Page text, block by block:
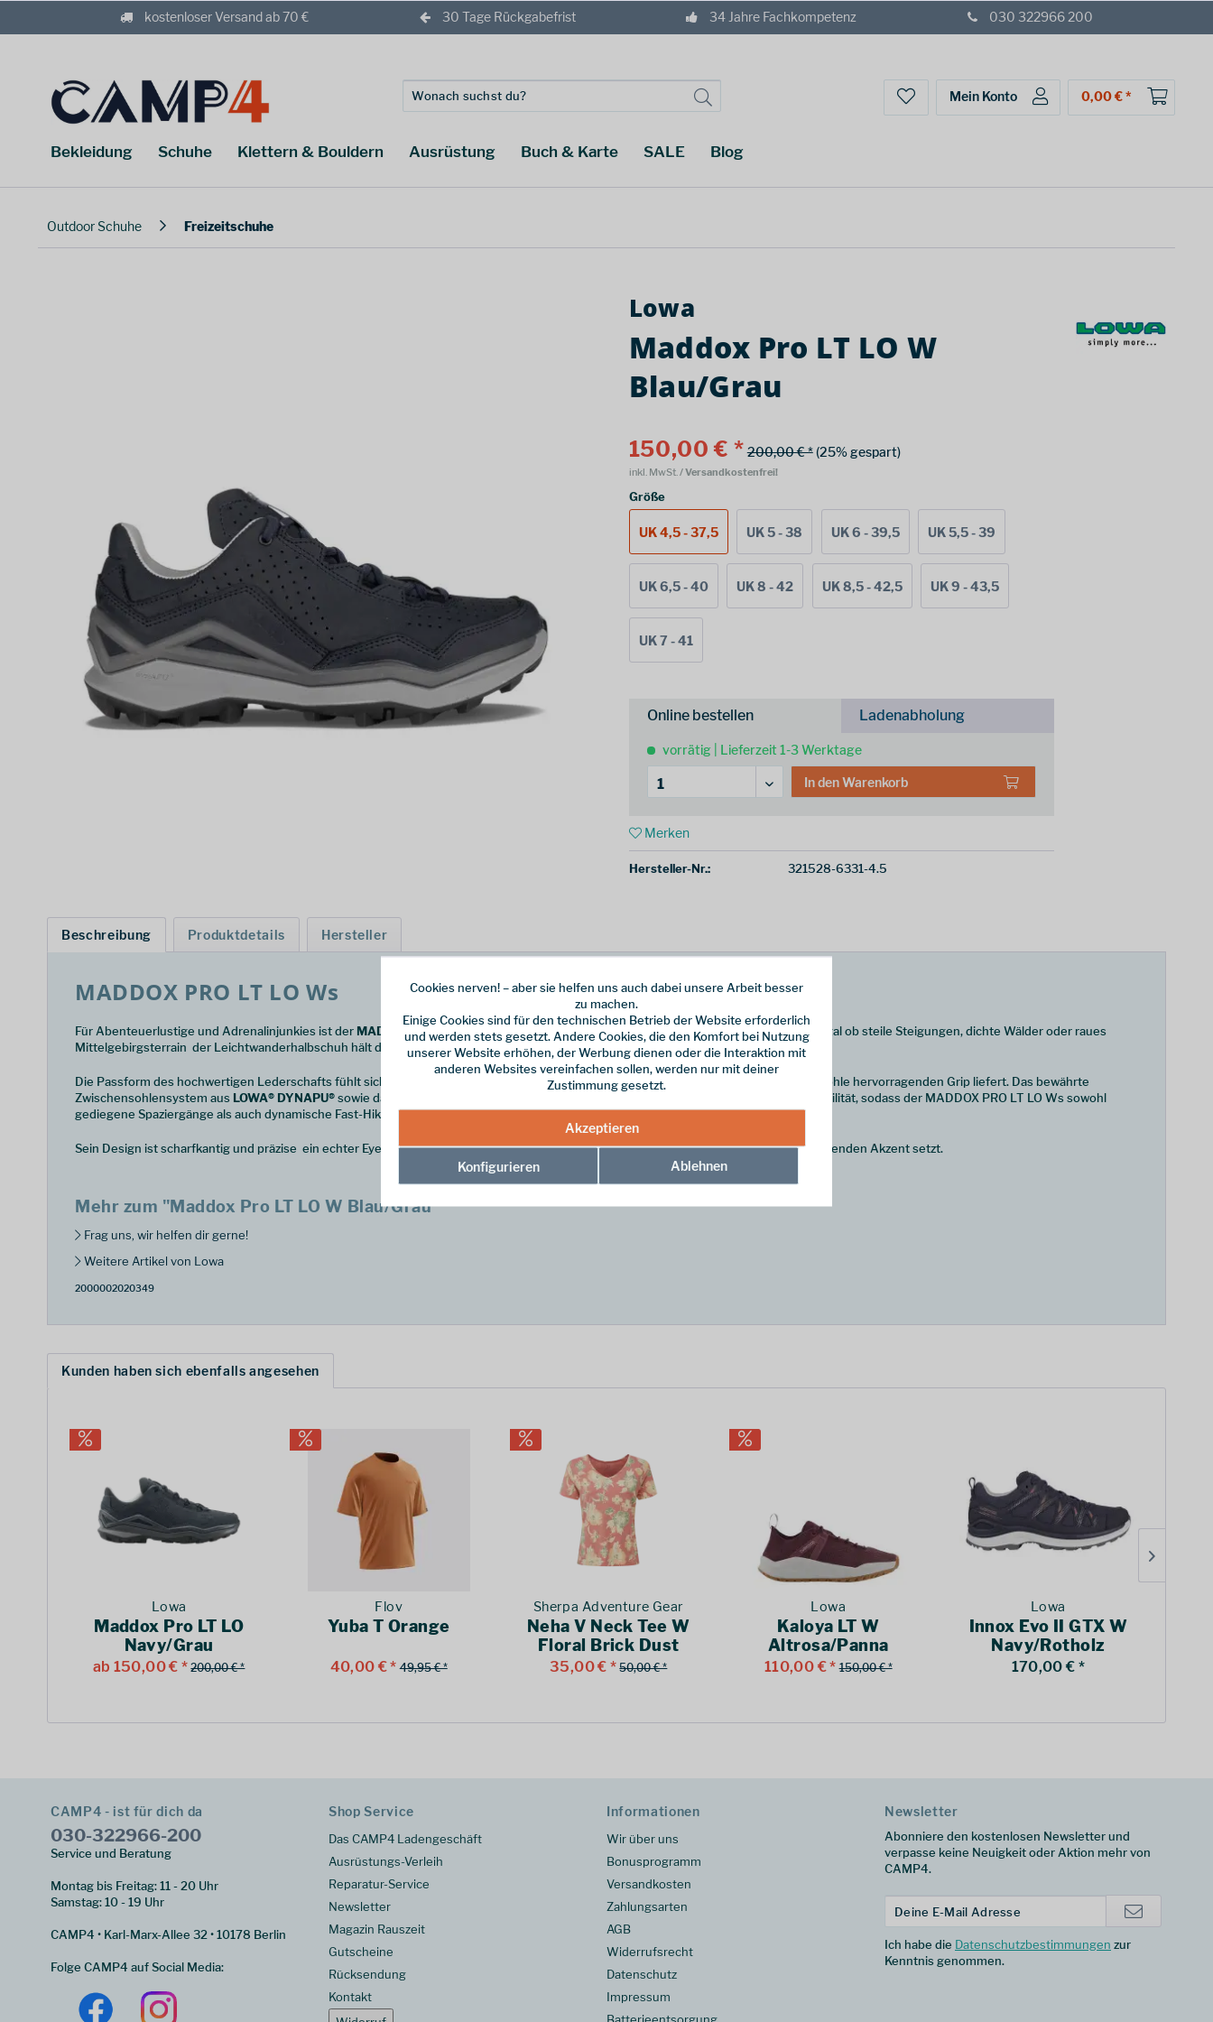
kostenloser Versand ab 70 € 30 Tage Rückgabefrist 34 Jahre Fachkompetenz 030 322966 200
Mein Konto 0,00 € *
Bekleidung Schuhe Klettern & Bouldern Ausrüstung Buch & Karte SALE Blog
Outdoor Schuhe Freizeitschuhe
Lowa
Maddox Pro LT LO W
Blau/Grau
150,00 € * 200,00 € *(25% gespart)
inkl. MwSt./ Versandkostenfrei!
Größe
UK 4,5 - 37,5 UK 5 - 38 UK 6 - 39,5 UK 5,5 - 39
UK 6,5 - 40 UK 8 - 42 UK 8,5 - 42,5 UK 9 - 43,5
UK 7 - 41
Online bestellen Ladenabholung
vorrätig | Lieferzeit 1-3 Werktage
In denWarenkorb
Merken
Hersteller-Nr.: 321528-6331-4.5
Beschreibung Produktdetails Hersteller
MADDOX PRO LT LO Ws
Für Abenteuerlustige und Adrenalinjunkies ist der MADDOX PRO LT LO Ws das Ticket zu unvergleichlicher Performance und Agilität. Egal ob steile Steigungen, dichte Wälder oder raues
Mittelgebirgsterrain  der Leichtwanderhalbschuh hält dynamisch Schritt.
Die Passform des hochwertigen Lederschafts fühlt sich wie eine zweite Haut an, während die scharf profilierte
-Sohle hervorragenden Grip liefert. Das bewährte
Zwischensohlensystem aus LOWA® DYNAPU®sowie das atmungsaktive Leder-Textil-Futter gewährleisten ein sportliches Maß an Flexibilität, sodass der MADDOX PRO LT LO Ws sowohl
gediegene Spaziergänge als auch dynamische Fast-Hiking-Passagen problemlos meistert.
Sein Design ist scharfkantig und präzise  ein echter Eyecatcher, der im Segment der dynamischen Light-Hiking-Halbschuhe einen spannenden Akzent setzt.
Mehr zum "Maddox Pro LT LO W Blau/Grau"
Frag uns, wir helfen dir gerne!
Weitere Artikel von Lowa
2000002020349
Kunden haben sich ebenfalls angesehen
Lowa
Maddox Pro LT LO
Navy/Grau
ab 150,00 € * 200,00 € *
Flov
Yuba T Orange
40,00 € * 49,95 € *
Sherpa Adventure Gear
Neha V Neck Tee W
Floral Brick Dust
35,00 € * 50,00 € *
Lowa
Kaloya LT W
Altrosa/Panna
110,00 € * 150,00 € *
Lowa
Innox Evo II GTX W
Navy/Rotholz
170,00 € *
CAMP4 - ist für dich da
030-322966-200
Service und Beratung
Montag bis Freitag: 11 - 20 Uhr
Samstag: 10 - 19 Uhr
CAMP4 • Karl-Marx-Allee 32 • 10178 Berlin
Folge CAMP4 auf Social Media:
Shop Service
Das CAMP4 Ladengeschäft
Ausrüstungs-Verleih
Reparatur-Service
Newsletter
Magazin Rauszeit
Gutscheine
Rücksendung
Kontakt
Informationen
Wir über uns
Bonusprogramm
Versandkosten
Zahlungsarten
AGB
Widerrufsrecht
Datenschutz
Impressum
Newsletter
Abonniere den kostenlosen Newsletter und
verpasse keine Neuigkeit oder Aktion mehr von
CAMP4.
Ich habe die Datenschutzbestimmungen zur
Kenntnis genommen.
Cookies nerven! – aber sie helfen uns auch dabei unsere Arbeit besser
zu machen.
Einige Cookies sind für den technischen Betrieb der Website erforderlich
und werden stets gesetzt. Andere Cookies, die den Komfort bei Nutzung
unserer Website erhöhen, der Werbung dienen oder die Interaktion mit
anderen Websites vereinfachen sollen, werden nur mit deiner
Zustimmung gesetzt.
Akzeptieren
Konfigurieren Ablehnen